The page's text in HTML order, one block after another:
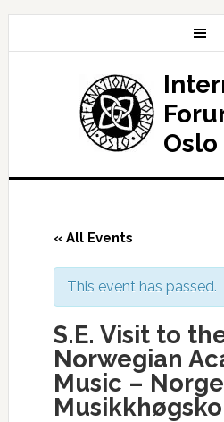
Oslo
« All Events
This event has passed.
S.E. Visit to
Norwegian
Music –